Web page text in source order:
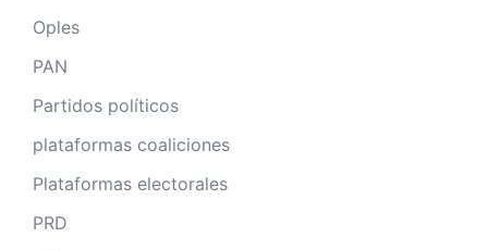
Oples
PAN
Partidos políticos
plataformas coaliciones
Plataformas electorales
PRD